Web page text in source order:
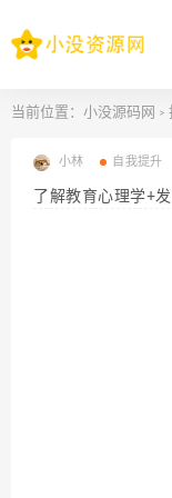
当前位置： 小没源码网 >
小林 自我提升
了解教育心理学+